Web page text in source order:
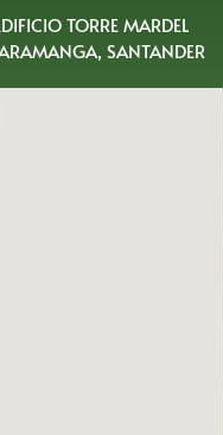
TORRE MARDEL
SANTANDER